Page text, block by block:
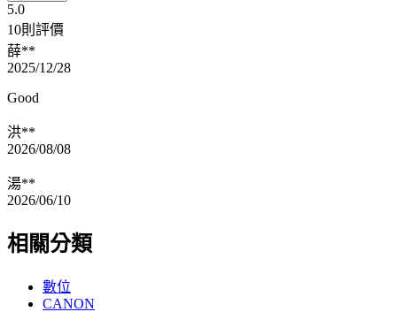
5.0
10則評價
薛**
2025/12/28
Good
洪**
2026/08/08
湯**
2026/06/10
相關分類
數位
CANON